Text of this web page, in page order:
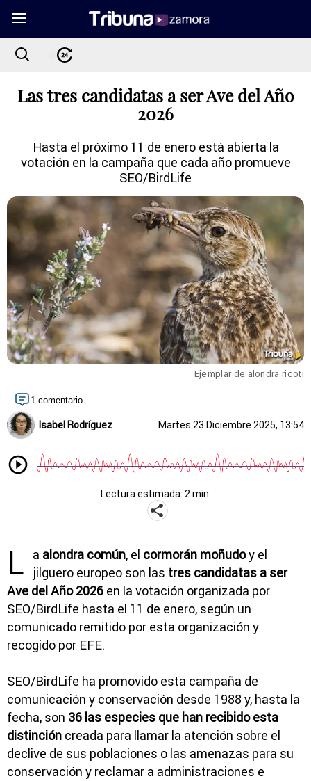
Las tres candidatas a ser Ave del Año
2026
Hasta el próximo 11 de enero está abierta la
votación en la campaña que cada año promueve
SEO/BirdLife
Ejemplar de alondra ricotí
1 comentario
Isabel Rodríguez Martes 23 Diciembre 2025, 13:54
Lectura estimada: 2 min.
L a alondra común, el cormorán moñudoy el
jilguero europeo son las tres candidatas a ser
Ave del Año 2026 en la votación organizada por
SEO/BirdLife hasta el 11 de enero, según un
comunicado remitido por esta organización y
recogido por EFE.
SEO/BirdLife ha promovido esta campaña de
comunicación y conservación desde 1988 y, hasta la
fecha, son 36 las especies que han recibido esta
distinción creada para llamar la atención sobre el
declive de sus poblaciones o las amenazas para su
conservación y reclamar a administraciones e